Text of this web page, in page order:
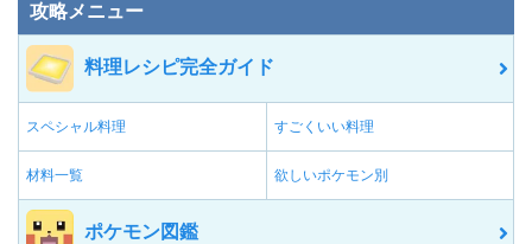
攻略メニュー
料理レシピ完全ガイド
スペシャル料理 すごくいい料理
材料一覧 欲しいポケモン別
ポケモン図鑑